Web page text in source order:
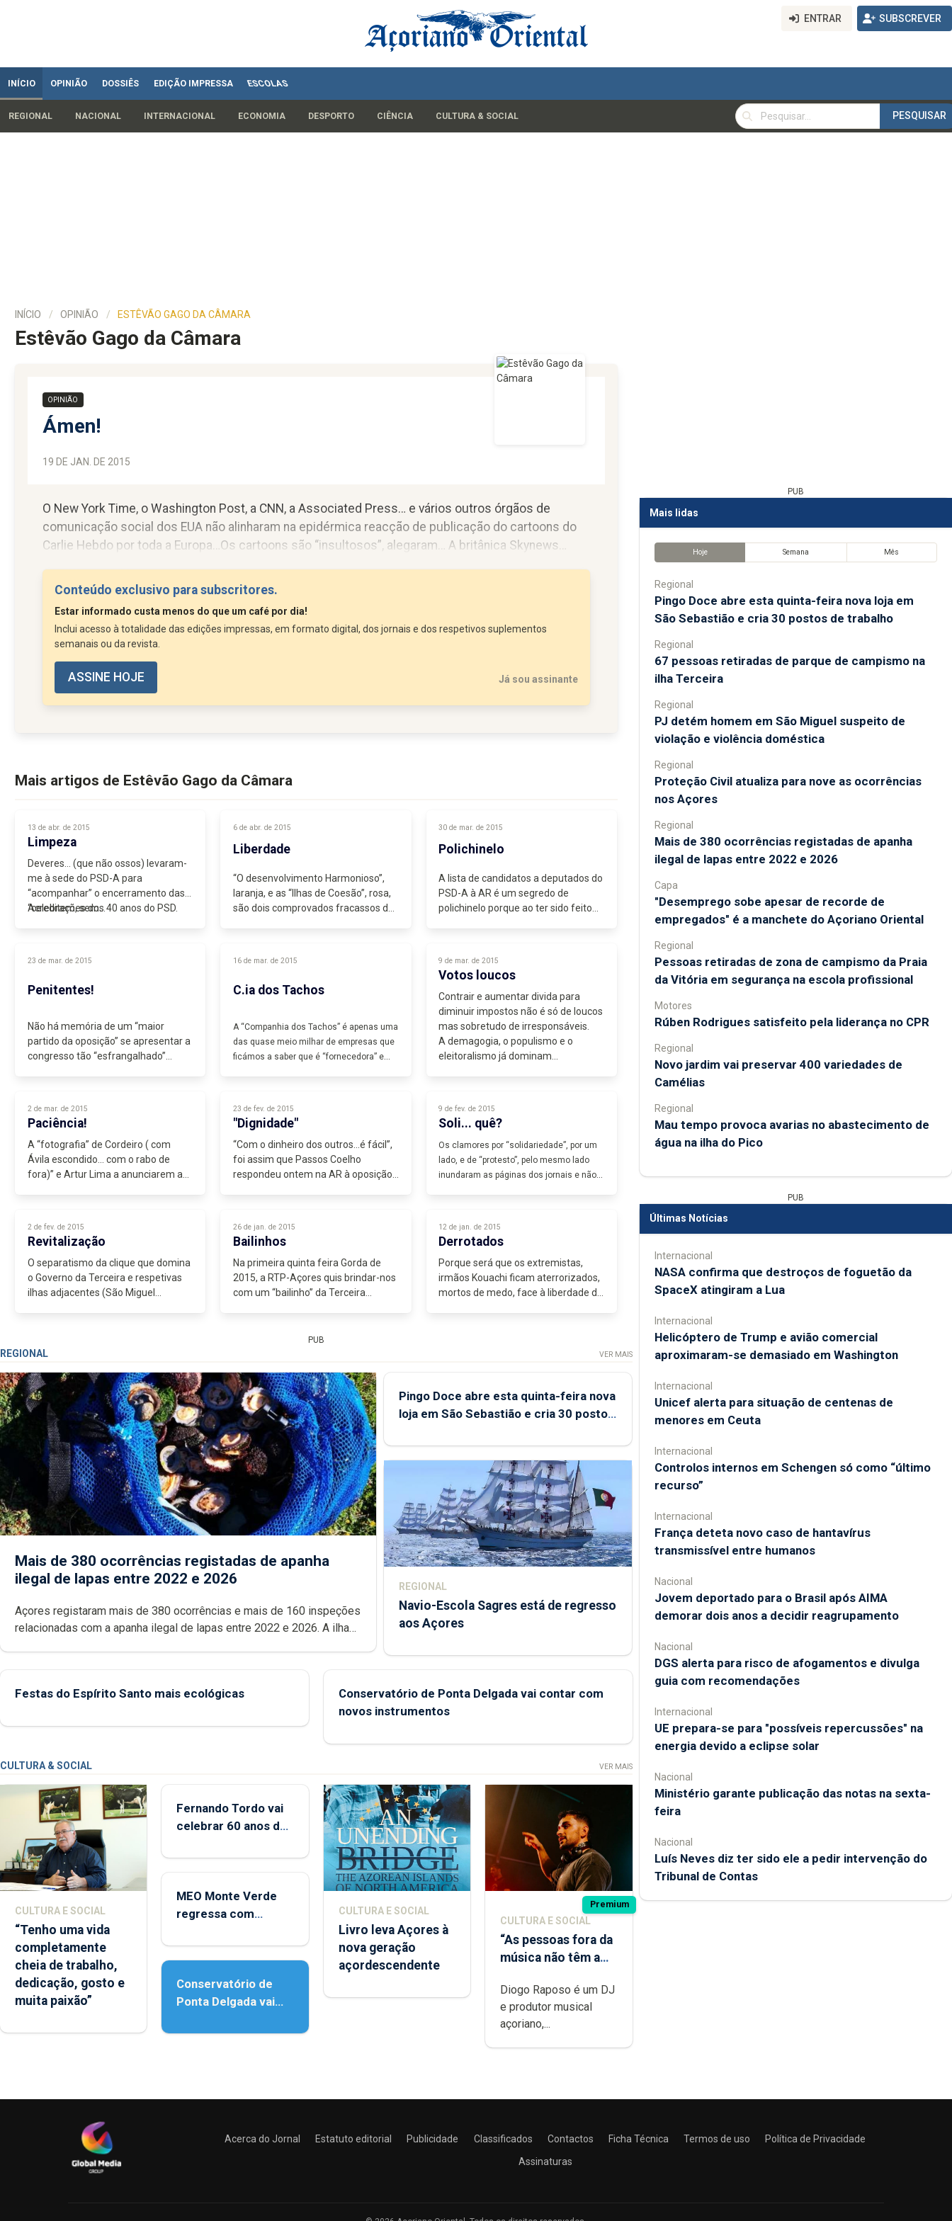
ENTRAR SUBSCREVER
INÍCIO OPINIÃO DOSSIÊS EDIÇÃO IMPRESSA ESCOLAS
REGIONAL NACIONAL INTERNACIONAL ECONOMIA DESPORTO CIÊNCIA CULTURA & SOCIAL
PESQUISAR
PESQUISAR
INÍCIO OPINIÃO ESTÊVÃO GAGO DA CÂMARA
Estêvão Gago da Câmara
OPINIÃO
Ámen!
19 DE JAN. DE 2015
O New York Time, o Washington Post, a CNN, a Associated Press… e vários outros órgãos de
comunicação social dos EUA não alinharam na epidérmica reacção de publicação do cartoons do
Carlie Hebdo por toda a Europa…Os cartoons são “insultosos”, alegaram… A britânica Skynews
Conteúdo exclusivo para subscritores.
Estar informado custa menos do que um café por dia!
Inclui acesso à totalidade das edições impressas, em formato digital, dos jornais e dos respetivos suplementos
semanais ou da revista.
ASSINE HOJE Já sou assinante
Mais artigos de Estêvão Gago da Câmara
13 de abr. de 2015
Limpeza
Deveres… (que não ossos) levaram-
me à sede do PSD-A para
“acompanhar” o encerramento das
“celebrações dos 40 anos do PSD.
Acreditem, sem...
6 de abr. de 2015
Liberdade
“O desenvolvimento Harmonioso”,
laranja, e as “Ilhas de Coesão”, rosa,
são dois comprovados fracassos dos
30 de mar. de 2015
Polichinelo
A lista de candidatos a deputados do
PSD-A à AR é um segredo de
polichinelo porque ao ter sido feito
23 de mar. de 2015
Penitentes!
Não há memória de um “maior
partido da oposição” se apresentar a
congresso tão “esfrangalhado”
16 de mar. de 2015
C.ia dos Tachos
A “Companhia dos Tachos” é apenas uma
das quase meio milhar de empresas que
ficámos a saber que é “fornecedora” e
9 de mar. de 2015
Votos loucos
Contrair e aumentar divida para
diminuir impostos não é só de loucos
mas sobretudo de irresponsáveis.
A demagogia, o populismo e o
eleitoralismo já dominam...
2 de mar. de 2015
Paciência!
A “fotografia” de Cordeiro ( com
Ávila escondido... com o rabo de
fora)” e Artur Lima a anunciarem a
23 de fev. de 2015
"Dignidade"
“Com o dinheiro dos outros...é fácil”,
foi assim que Passos Coelho
respondeu ontem na AR à oposição
9 de fev. de 2015
Soli... quê?
Os clamores por “solidariedade”, por um
lado, e de “protesto”, pelo mesmo lado
inundaram as páginas dos jornais e não
2 de fev. de 2015
Revitalização
O separatismo da clique que domina
o Governo da Terceira e respetivas
ilhas adjacentes (São Miguel
26 de jan. de 2015
Bailinhos
Na primeira quinta feira Gorda de
2015, a RTP-Açores quis brindar-nos
com um “bailinho” da Terceira
12 de jan. de 2015
Derrotados
Porque será que os extremistas,
irmãos Kouachi ficam aterrorizados,
mortos de medo, face à liberdade de
PUB
REGIONAL VER MAIS
Mais de 380 ocorrências registadas de apanha
ilegal de lapas entre 2022 e 2026
Açores registaram mais de 380 ocorrências e mais de 160 inspeções
relacionadas com a apanha ilegal de lapas entre 2022 e 2026. A ilha
Pingo Doce abre esta quinta-feira nova
loja em São Sebastião e cria 30 postos
REGIONAL
Navio-Escola Sagres está de regresso
aos Açores
Festas do Espírito Santo mais ecológicas
Conservatório de Ponta Delgada vai contar com
novos instrumentos
CULTURA & SOCIAL VER MAIS
CULTURA E SOCIAL
“Tenho uma vida
completamente
cheia de trabalho,
dedicação, gosto e
muita paixão”
Fernando Tordo vai
celebrar 60 anos de
Micaelense
MEO Monte Verde
regressa com
acessibilidade
Conservatório de
Ponta Delgada vai
instrumentos
CULTURA E SOCIAL
Livro leva Açores à
nova geração
açordescendente
Premium
CULTURA E SOCIAL
“As pessoas fora da
música não têm a
difícil é produzir
uma música”
Diogo Raposo é um DJ
e produtor musical
açoriano,...
PUB
Mais lidas
Hoje Semana Mês
Regional
Pingo Doce abre esta quinta-feira nova loja em
São Sebastião e cria 30 postos de trabalho
Regional
67 pessoas retiradas de parque de campismo na
ilha Terceira
Regional
PJ detém homem em São Miguel suspeito de
violação e violência doméstica
Regional
Proteção Civil atualiza para nove as ocorrências
nos Açores
Regional
Mais de 380 ocorrências registadas de apanha
ilegal de lapas entre 2022 e 2026
Capa
"Desemprego sobe apesar de recorde de
empregados" é a manchete do Açoriano Oriental
Regional
Pessoas retiradas de zona de campismo da Praia
da Vitória em segurança na escola profissional
Motores
Rúben Rodrigues satisfeito pela liderança no CPR
Regional
Novo jardim vai preservar 400 variedades de
Camélias
Regional
Mau tempo provoca avarias no abastecimento de
água na ilha do Pico
PUB
Últimas Notícias
Internacional
NASA confirma que destroços de foguetão da
SpaceX atingiram a Lua
Internacional
Helicóptero de Trump e avião comercial
aproximaram-se demasiado em Washington
Internacional
Unicef alerta para situação de centenas de
menores em Ceuta
Internacional
Controlos internos em Schengen só como “último
recurso”
Internacional
França deteta novo caso de hantavírus
transmissível entre humanos
Nacional
Jovem deportado para o Brasil após AIMA
demorar dois anos a decidir reagrupamento
Nacional
DGS alerta para risco de afogamentos e divulga
guia com recomendações
Internacional
UE prepara-se para "possíveis repercussões" na
energia devido a eclipse solar
Nacional
Ministério garante publicação das notas na sexta-
feira
Nacional
Luís Neves diz ter sido ele a pedir intervenção do
Tribunal de Contas
Acerca do Jornal Estatuto editorial Publicidade Classificados Contactos Ficha Técnica Termos de uso
Política de Privacidade
Assinaturas